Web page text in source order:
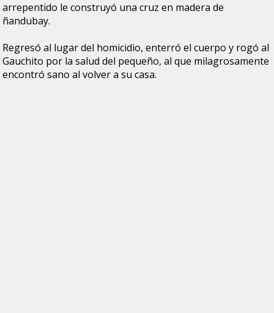
arrepentido le construyó una cruz en madera de
ñandubay.
Regresó al lugar del homicidio, enterró el cuerpo y rogó al
Gauchito por la salud del pequeño, al que milagrosamente
encontró sano al volver a su casa.